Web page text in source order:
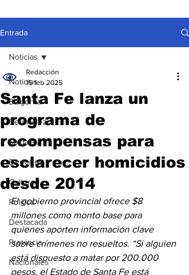
Entrada
Noticias
Baigorria
Bermúdez
Sociales
Deportes
Cultura
Política
Destacada
Provincia
Nacionales
Noticias
Santa Fe lanza un
programa de
recompensas para
esclarecer homicidios
desde 2014
Redacción
15 feb 2025
El gobierno provincial ofrece $8
millones como monto base para
quienes aporten información clave
sobre crímenes no resueltos. “Si alguien
está dispuesto a matar por 200.000
pesos, el Estado de Santa Fe está